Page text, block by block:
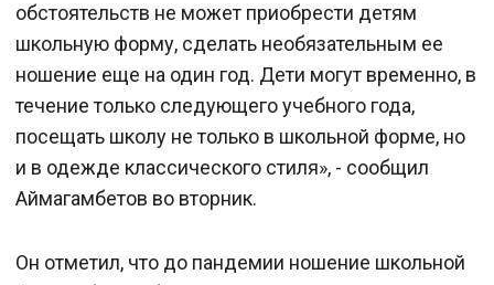
обстоятельств не может приобрести детям
школьную форму, сделать необязательным ее
ношение еще на один год. Дети могут временно, в
течение только следующего учебного года,
посещать школу не только в школьной форме, но
и в одежде классического стиля», - сообщил
Аймагамбетов во вторник.
Он отметил, что до пандемии ношение школьной